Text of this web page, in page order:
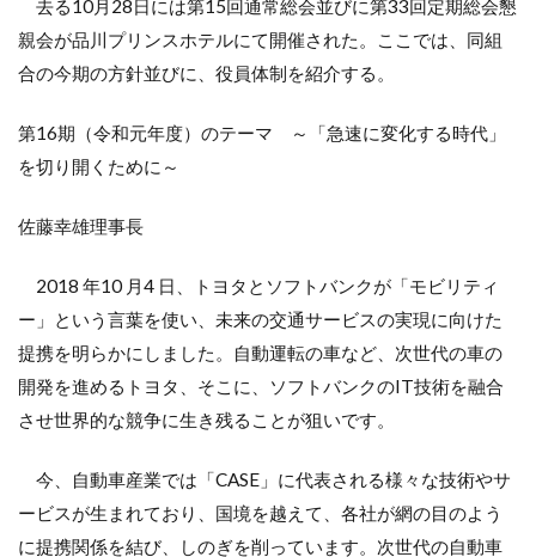
去る10月28日には第15回通常総会並びに第33回定期総会懇
親会が品川プリンスホテルにて開催された。ここでは、同組
合の今期の方針並びに、役員体制を紹介する。
第16期（令和元年度）のテーマ ～「急速に変化する時代」
を切り開くために～
佐藤幸雄理事長
2018 年10 月4 日、トヨタとソフトバンクが「モビリティ
ー」という言葉を使い、未来の交通サービスの実現に向けた
提携を明らかにしました。自動運転の車など、次世代の車の
開発を進めるトヨタ、そこに、ソフトバンクのIT技術を融合
させ世界的な競争に生き残ることが狙いです。
今、自動車産業では「CASE」に代表される様々な技術やサ
ービスが生まれており、国境を越えて、各社が網の目のよう
に提携関係を結び、しのぎを削っています。次世代の自動車